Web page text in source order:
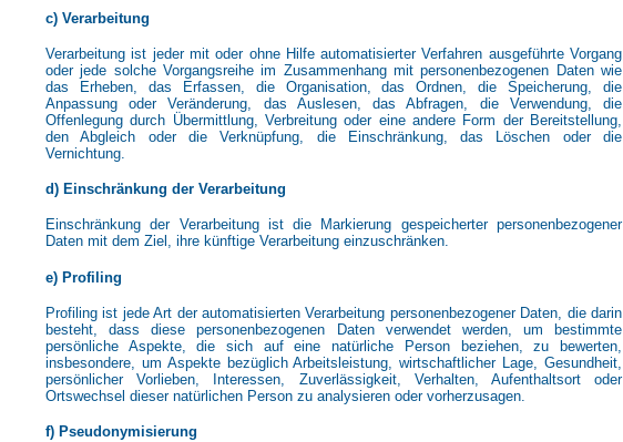
c) Verarbeitung
Verarbeitung ist jeder mit oder ohne Hilfe automatisierter Verfahren ausgeführte Vorgang
oder jede solche Vorgangsreihe im Zusammenhang mit personenbezogenen Daten wie
das Erheben, das Erfassen, die Organisation, das Ordnen, die Speicherung, die
Anpassung oder Veränderung, das Auslesen, das Abfragen, die Verwendung, die
Offenlegung durch Übermittlung, Verbreitung oder eine andere Form der Bereitstellung,
den Abgleich oder die Verknüpfung, die Einschränkung, das Löschen oder die
Vernichtung.
d) Einschränkung der Verarbeitung
Einschränkung der Verarbeitung ist die Markierung gespeicherter personenbezogener
Daten mit dem Ziel, ihre künftige Verarbeitung einzuschränken.
e) Profiling
Profiling ist jede Art der automatisierten Verarbeitung personenbezogener Daten, die darin
besteht, dass diese personenbezogenen Daten verwendet werden, um bestimmte
persönliche Aspekte, die sich auf eine natürliche Person beziehen, zu bewerten,
insbesondere, um Aspekte bezüglich Arbeitsleistung, wirtschaftlicher Lage, Gesundheit,
persönlicher Vorlieben, Interessen, Zuverlässigkeit, Verhalten, Aufenthaltsort oder
Ortswechsel dieser natürlichen Person zu analysieren oder vorherzusagen.
f) Pseudonymisierung